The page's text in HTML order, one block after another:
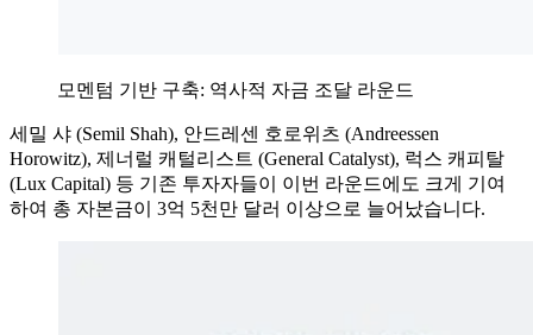
모멘텀 기반 구축: 역사적 자금 조달 라운드
세밀 샤 (Semil Shah), 안드레센 호로위츠 (Andreessen
Horowitz), 제너럴 캐털리스트 (General Catalyst), 럭스 캐피탈
(Lux Capital) 등 기존 투자자들이 이번 라운드에도 크게 기여
하여 총 자본금이 3억 5천만 달러 이상으로 늘어났습니다.